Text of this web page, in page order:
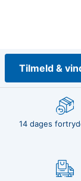
Tilmeld &
14 dages